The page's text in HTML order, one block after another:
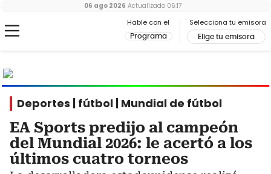
Hable con el
Programa
Selecciona tu emisora
Elige tu emisora
06 ago 2026 Actualizado 06:17
Deportes | fútbol | Mundial de fútbol
EA Sports predijo al campeón
del Mundial 2026: le acertó a los
últimos cuatro torneos